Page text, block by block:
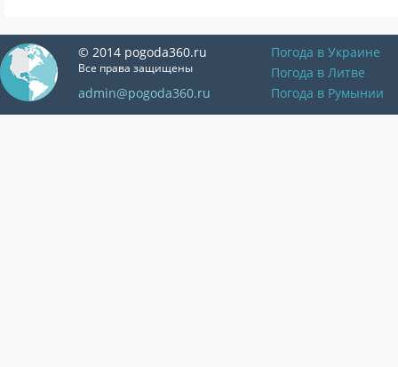
© 2014 pogoda360.ru
Все права защищены
admin@pogoda360.ru
Погода в Украине
Погода в Литве
Погода в Румынии